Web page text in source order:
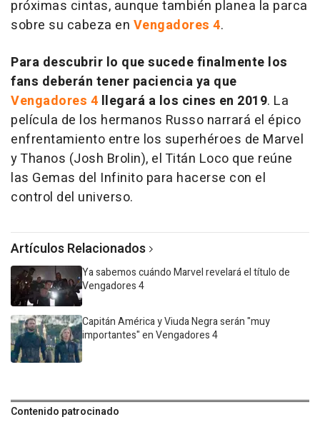
próximas cintas, aunque también planea la parca
sobre su cabeza en Vengadores 4.
Para descubrir lo que sucede finalmente los
fans deberán tener paciencia ya que
Vengadores 4 llegará a los cines en 2019. La
película de los hermanos Russo narrará el épico
enfrentamiento entre los superhéroes de Marvel
y Thanos (Josh Brolin), el Titán Loco que reúne
las Gemas del Infinito para hacerse con el
control del universo.
Artículos Relacionados
Ya sabemos cuándo Marvel revelará el título de
Vengadores 4
Capitán América y Viuda Negra serán "muy
importantes" en Vengadores 4
Contenido patrocinado